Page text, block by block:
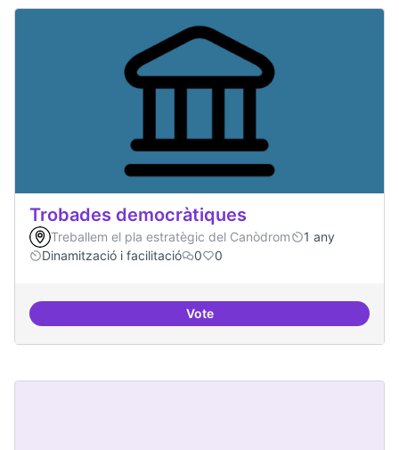
Trobades democràtiques
Treballem el pla estratègic del Canòdrom
1 any
Dinamització i facilitació
0 0
VoteTrobades democràtiques